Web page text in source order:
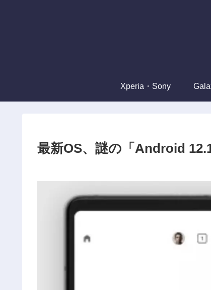
Xperia・Sony
最新OS、謎の「Android